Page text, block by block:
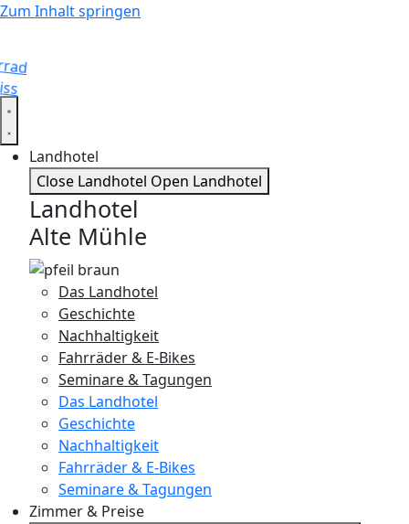
Zum Inhalt springen
Landhotel
Close Landhotel Open Landhotel
Landhotel
Alte Mühle
Das Landhotel
Geschichte
Nachhaltigkeit
Fahrräder & E-Bikes
Seminare & Tagungen
Das Landhotel
Geschichte
Nachhaltigkeit
Fahrräder & E-Bikes
Seminare & Tagungen
Zimmer & Preise